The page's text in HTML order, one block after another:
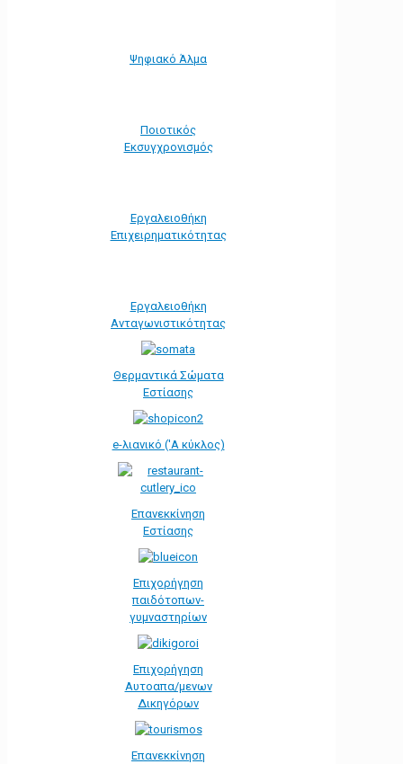
Ψηφιακό Άλμα
Ποιοτικός
Εκσυγχρονισμός
Εργαλειοθήκη
Eπιχειρηματικότητας
Εργαλειοθήκη
Ανταγωνιστικότητας
Θερμαντικά Σώματα
Εστίασης
e-λιανικό ('Α κύκλος)
Επανεκκίνηση
Εστίασης
Επιχορήγηση
παιδότοπων-
γυμναστηρίων
Επιχορήγηση
Αυτοαπα/μενων
Δικηγόρων
Επανεκκίνηση